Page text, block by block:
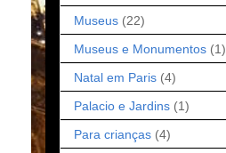
Museus (22)
Museus e Monumentos (1)
Natal em Paris (4)
Palacio e Jardins (1)
Para crianças (4)